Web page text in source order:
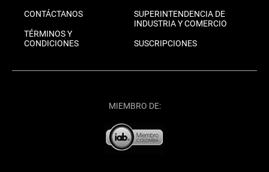
CONTÁCTANOS
TÉRMINOS Y
CONDICIONES
SUPERINTENDENCIA DE
INDUSTRIA Y COMERCIO
SUSCRIPCIONES
MIEMBRO DE: